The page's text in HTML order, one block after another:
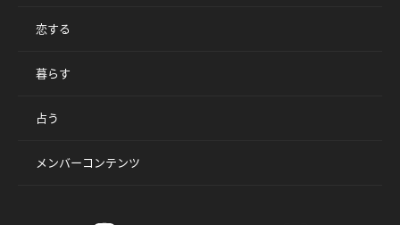
恋する
暮らす
占う
メンバーコンテンツ